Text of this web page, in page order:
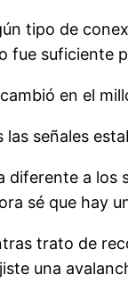
tipo de
fue suficiente
en el
señales
diferente a los
sé que hay
trato de
una